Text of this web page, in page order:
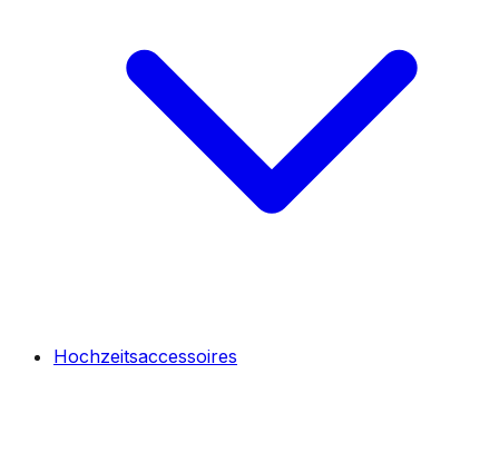
Hochzeitsaccessoires